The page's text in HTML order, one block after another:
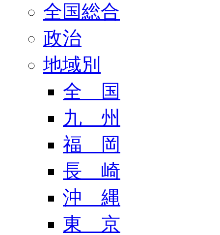
全国総合
政治
地域別
全 国
九 州
福 岡
長 崎
沖 縄
東 京